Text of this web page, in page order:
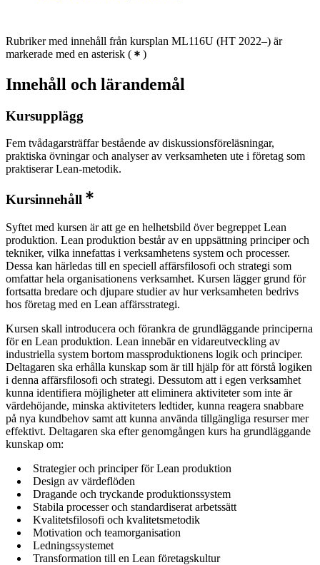
Rubriker med innehåll från kursplan ML116U (HT 2022–) är
markerade med en asterisk ( )
Innehåll och lärandemål
Kursupplägg
Fem tvådagarsträffar bestående av diskussionsföreläsningar,
praktiska övningar och analyser av verksamheten ute i företag som
praktiserar Lean-metodik.
Kursinnehåll
Syftet med kursen är att ge en helhetsbild över begreppet Lean
produktion. Lean produktion består av en uppsättning principer och
tekniker, vilka innefattas i verksamhetens system och processer.
Dessa kan härledas till en speciell affärsfilosofi och strategi som
omfattar hela organisationens verksamhet. Kursen lägger grund för
fortsatta bredare och djupare studier av hur verksamheten bedrivs
hos företag med en Lean affärsstrategi.
Kursen skall introducera och förankra de grundläggande principerna
för en Lean produktion. Lean innebär en vidareutveckling av
industriella system bortom massproduktionens logik och principer.
Deltagaren ska erhålla kunskap som är till hjälp för att förstå logiken
i denna affärsfilosofi och strategi. Dessutom att i egen verksamhet
kunna identifiera möjligheter att eliminera aktiviteter som inte är
värdehöjande, minska aktiviteters ledtider, kunna reagera snabbare
på nya kundbehov samt att kunna använda tillgängliga resurser mer
effektivt. Deltagaren ska efter genomgången kurs ha grundläggande
kunskap om:
Strategier och principer för Lean produktion
Design av värdeflöden
Dragande och tryckande produktionssystem
Stabila processer och standardiserat arbetssätt
Kvalitetsfilosofi och kvalitetsmetodik
Motivation och teamorganisation
Ledningssystemet
Transformation till en Lean företagskultur